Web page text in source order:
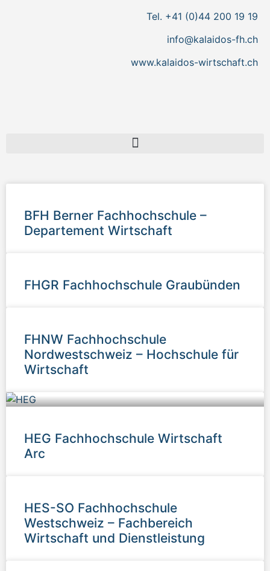
Tel. +41 (0)44 200 19 19
info@kalaidos-fh.ch
www.kalaidos-wirtschaft.ch
BFH Berner Fachhochschule –
Departement Wirtschaft​
FHGR Fachhochschule Graubünden
FHNW Fachhochschule
Nordwestschweiz – Hochschule für
Wirtschaft
HEG Fachhochschule Wirtschaft
Arc
HES-SO Fachhochschule
Westschweiz – Fachbereich
Wirtschaft und Dienstleistung